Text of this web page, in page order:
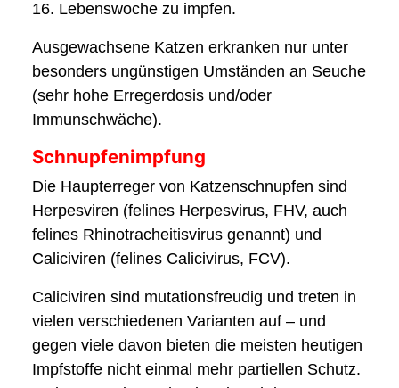
16. Lebenswoche zu impfen.
Ausgewachsene Katzen erkranken nur unter
besonders ungünstigen Umständen an Seuche
(sehr hohe Erregerdosis und/oder
Immunschwäche).
Schnupfenimpfung
Die Haupterreger von Katzenschnupfen sind
Herpesviren (felines Herpesvirus, FHV, auch
felines Rhinotracheitisvirus genannt) und
Caliciviren (felines Calicivirus, FCV).
Caliciviren sind mutationsfreudig und treten in
vielen verschiedenen Varianten auf – und
gegen viele davon bieten die meisten heutigen
Impfstoffe nicht einmal mehr partiellen Schutz.